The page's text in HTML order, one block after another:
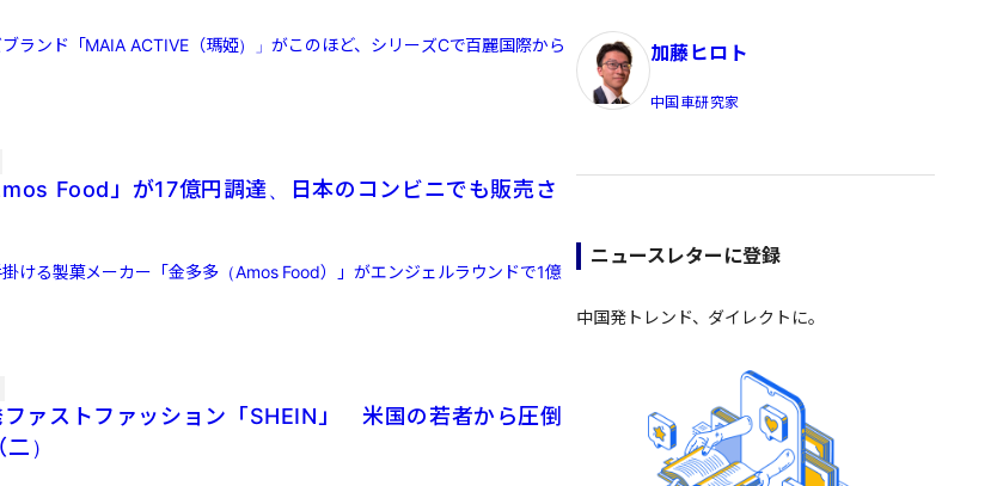
ランド「MAIA ACTIVE（瑪婭）」がこのほど、シリーズCで百麗国際から
Food」が17億円調達、日本のコンビニでも販売さ
ける製菓メーカー「金多多（Amos Food）」がエンジェルラウンドで1億
ァストファッション「SHEIN」 米国の若者から圧倒
）
加藤ヒロト
中国車研究家
ニュースレターに登録
中国発トレンド、ダイレクトに。